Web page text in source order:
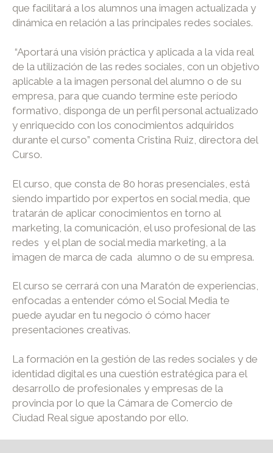
que facilitará a los alumnos una imagen actualizada y
dinámica en relación a las principales redes sociales.
“Aportará una visión práctica y aplicada a la vida real
de la utilización de las redes sociales, con un objetivo
aplicable a la imagen personal del alumno o de su
empresa, para que cuando termine este período
formativo, disponga de un perfil personal actualizado
y enriquecido con los conocimientos adquiridos
durante el curso” comenta Cristina Ruiz, directora del
Curso.
El curso, que consta de 80 horas presenciales, está
siendo impartido por expertos en social media, que
tratarán de aplicar conocimientos en torno al
marketing, la comunicación, el uso profesional de las
redes y el plan de social media marketing, a la
imagen de marca de cada alumno o de su empresa.
El curso se cerrará con una Maratón de experiencias,
enfocadas a entender cómo el Social Media te
puede ayudar en tu negocio ó cómo hacer
presentaciones creativas.
La formación en la gestión de las redes sociales y de
identidad digital es una cuestión estratégica para el
desarrollo de profesionales y empresas de la
provincia por lo que la Cámara de Comercio de
Ciudad Real sigue apostando por ello.